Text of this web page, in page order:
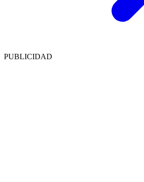
PUBLICIDAD